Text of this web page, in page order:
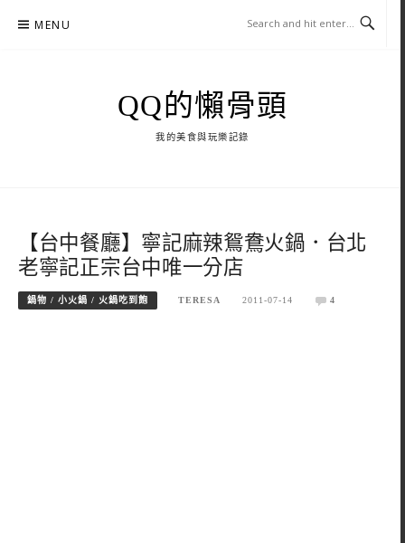
MENU
QQ的懶骨頭
我的美食與玩樂記錄
【台中餐廳】寧記麻辣鴛鴦火鍋．台北
老寧記正宗台中唯一分店
鍋物 / 小火鍋 / 火鍋吃到飽 TERESA 2011-07-14 4